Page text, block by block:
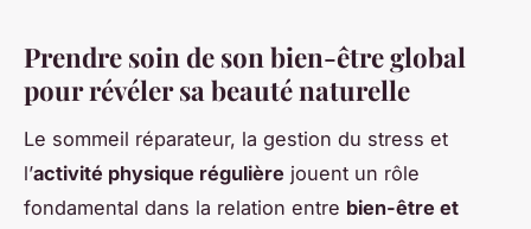
Prendre soin de son bien-être global
pour révéler sa beauté naturelle
Le sommeil réparateur, la gestion du stress et
l’activité physique régulière jouent un rôle
fondamental dans la relation entre bien-être et